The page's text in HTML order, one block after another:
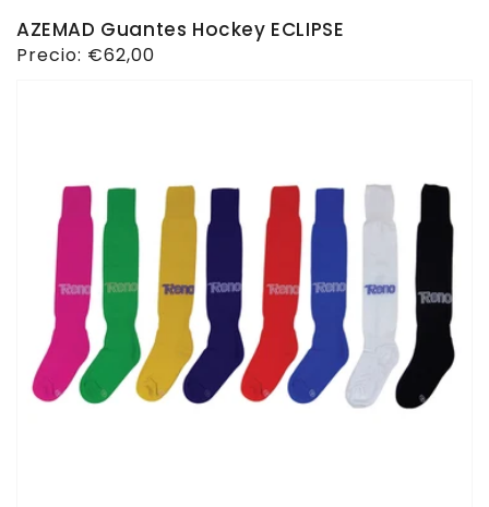
AZEMAD Guantes Hockey ECLIPSE
Precio
Precio: €62,00